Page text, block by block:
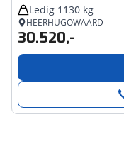
Ledig 1130 kg
HEERHUGOWAARD
30.520,-